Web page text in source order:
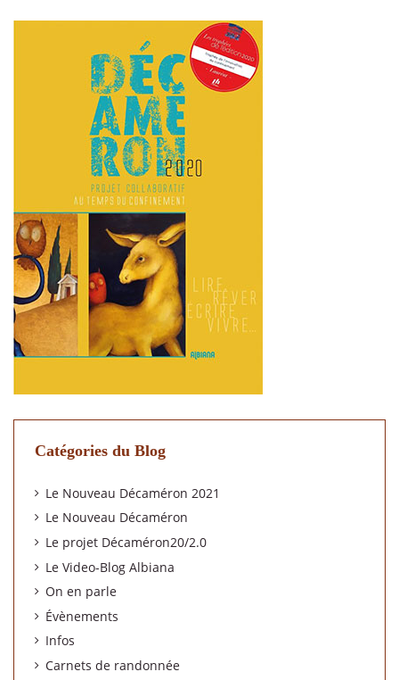
Catégories du Blog
Le Nouveau Décaméron 2021
Le Nouveau Décaméron
Le projet Décaméron20/2.0
Le Video-Blog Albiana
On en parle
Évènements
Infos
Carnets de randonnée